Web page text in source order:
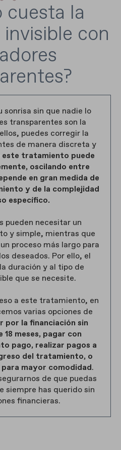
cuesta la
con
sonrisa sin que nadie lo
transparentes son la
puedes corregir la
de manera discreta y
este tratamiento puede
oscilando entre
en gran medida de
y de la complejidad
específico.
pueden necesitar un
y simple, mientras que
proceso más largo para
deseados. Por ello, el
duración y al tipo de
que se necesite.
a este tratamiento, en
varias opciones de
por la financiación sin
meses, pagar con
pago, realizar pagos a
del tratamiento, o
mayor comodidad.
de que puedas
siempre has querido sin
financieras.